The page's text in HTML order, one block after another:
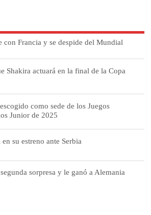
con Francia y se despide del Mundial
Shakira actuará en la final de la Copa
como sede de los Juegos
Junior de 2025
su estreno ante Serbia
sorpresa y le ganó a Alemania